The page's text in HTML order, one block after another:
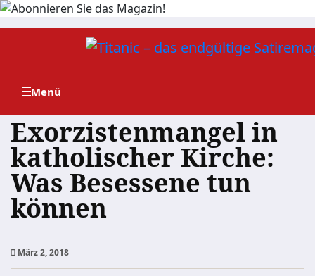
Zum
Exorzistenmangel in
katholischer Kirche:
Was Besessene tun
können
März 2, 2018